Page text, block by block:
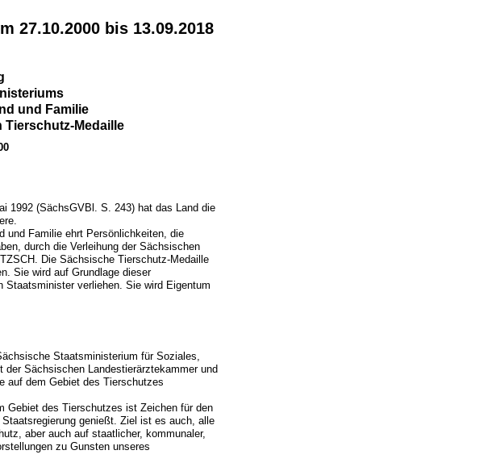
27.10.2000 bis 13.09.2018
und Familie
Tierschutz-Medaille
1992 (SächsGVBl. S. 243) hat das Land die
und Familie ehrt Persönlichkeiten, die
durch die Verleihung der Sächsischen
Die Sächsische Tierschutz-Medaille
Sie wird auf Grundlage dieser
verliehen. Sie wird Eigentum
Staatsministerium für Soziales,
Sächsischen Landestierärztekammer und
auf dem Gebiet des Tierschutzes
Gebiet des Tierschutzes ist Zeichen für den
genießt. Ziel ist es auch, alle
aber auch auf staatlicher, kommunaler,
zu Gunsten unseres